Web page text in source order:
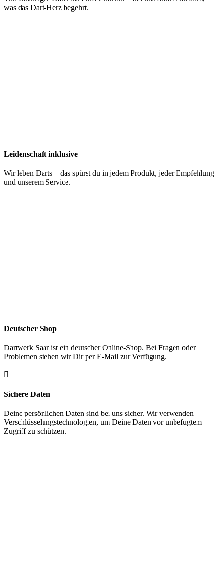
was das Dart-Herz begehrt.
Leidenschaft inklusive
Wir leben Darts – das spürst du in jedem Produkt, jeder Empfehlung
und unserem Service.
Deutscher Shop
Dartwerk Saar ist ein deutscher Online-Shop. Bei Fragen oder
Problemen stehen wir Dir per E-Mail zur Verfügung.

Sichere Daten
Deine persönlichen Daten sind bei uns sicher. Wir verwenden
Verschlüsselungstechnologien, um Deine Daten vor unbefugtem
Zugriff zu schützen.